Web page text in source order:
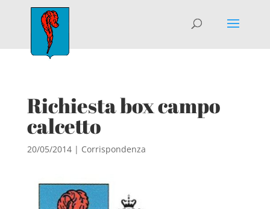
Richiesta box campo
calcetto
20/05/2014| Corrispondenza